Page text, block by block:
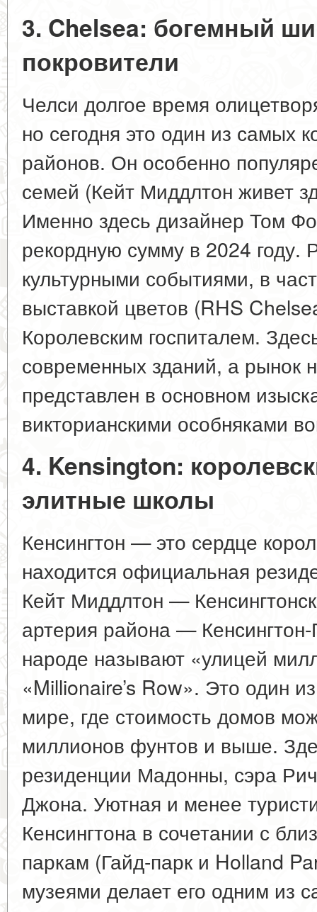
3. Chelsea: богемный
покровители
Челси долгое время
но сегодня это один из самых
районов. Он особенно
семей (Кейт Миддлтон живет
Именно здесь дизайнер Том
рекордную сумму в 2024 году.
культурными событиями, в
выставкой цветов (RHS
Королевским госпиталем.
современных зданий, а рынок
представлен в основном
викторианскими особняками
4. Kensington:
элитные школы
Кенсингтон — это сердце
находится официальная
Кейт Миддлтон —
артерия района —
народе называют «улицей
«Millionaire’s Row». Это один
мире, где стоимость домов
миллионов фунтов и выше.
резиденции Мадонны, сэра
Джона. Уютная и менее
Кенсингтона в сочетании с
паркам (Гайд-парк и Holland
музеями делает его одним из